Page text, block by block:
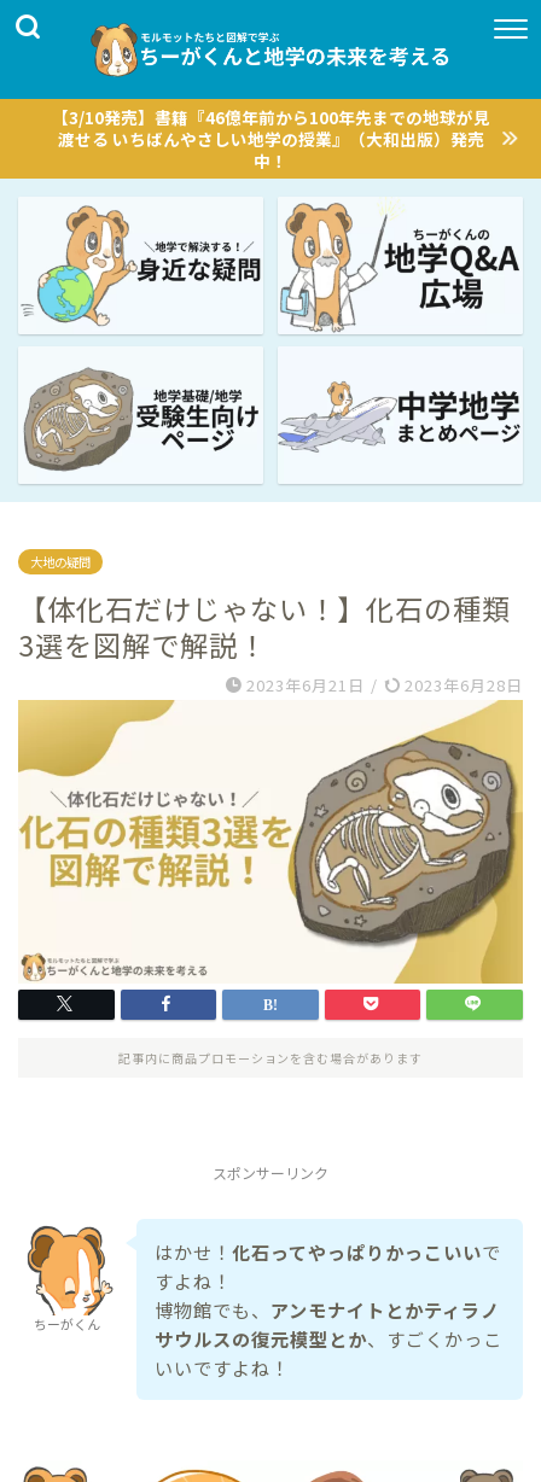
【3/10発売】書籍『46億年前から100年先までの地球が見
渡せる いちばんやさしい地学の授業』（大和出版）発売
中！
大地の疑問
【体化石だけじゃない！】化石の種類
3選を図解で解説！
2023年6月21日 / 2023年6月28日
記事内に商品プロモーションを含む場合があります
スポンサーリンク
ちーがくん
はかせ！ 化石ってやっぱりかっこいいで
すよね！
博物館でも、 アンモナイトとかティラノ
サウルスの復元模型とか、すごくかっこ
いいですよね！